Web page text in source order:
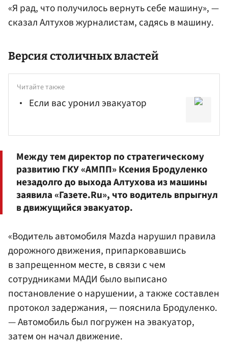
«Я рад, что получилось вернуть себе машину», —
сказал Алтухов журналистам, садясь в машину.
Версия столичных властей
Читайте также
Если вас уронил эвакуатор
Между тем директор по стратегическому
развитию ГКУ «АМПП» Ксения Бродуленко
незадолго до выхода Алтухова из машины
заявила «Газете.Ru», что водитель впрыгнул
в движущийся эвакуатор.
«Водитель автомобиля Mazda нарушил правила
дорожного движения, припарковавшись
в запрещенном месте, в связи с чем
сотрудниками МАДИ было выписано
постановление о нарушении, а также составлен
протокол задержания, — пояснила Бродуленко.
— Автомобиль был погружен на эвакуатор,
затем он начал движение.